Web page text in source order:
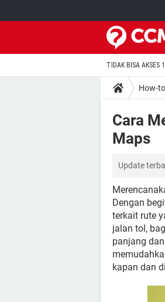
TIDAK BISA AKSES
How-to
Cara
Maps
Update
Dengan
terkait rute
jalan tol,
panjang
kapan dan